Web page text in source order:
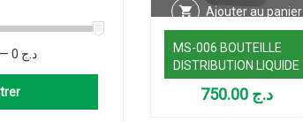
Ajouter au panier
MS-006 BOUTEILLE
DISTRIBUTION LIQUIDE
د.ج 750.00
د.ج 0 —